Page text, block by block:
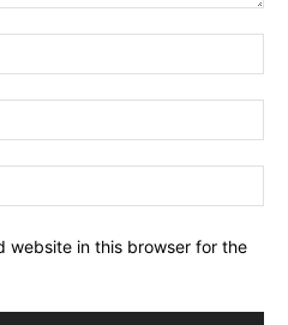
website in this browser for the